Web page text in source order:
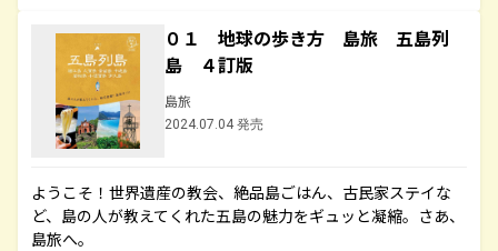
０１ 地球の歩き方 島旅 五島列
島 ４訂版
島旅
2024.07.04 発売
ようこそ！世界遺産の教会、絶品島ごはん、古民家ステイな
ど、島の人が教えてくれた五島の魅力をギュッと凝縮。さあ、
島旅へ。